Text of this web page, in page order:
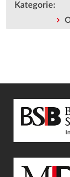
Kategorie: